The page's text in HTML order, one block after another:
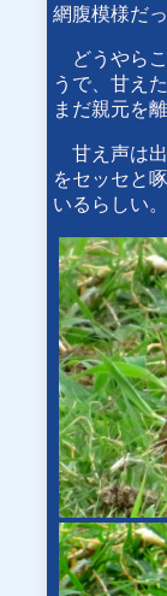
網腹模様だ
どうやら
うで、甘え
まだ親元を
甘え声は
をセッセと
いるらしい。